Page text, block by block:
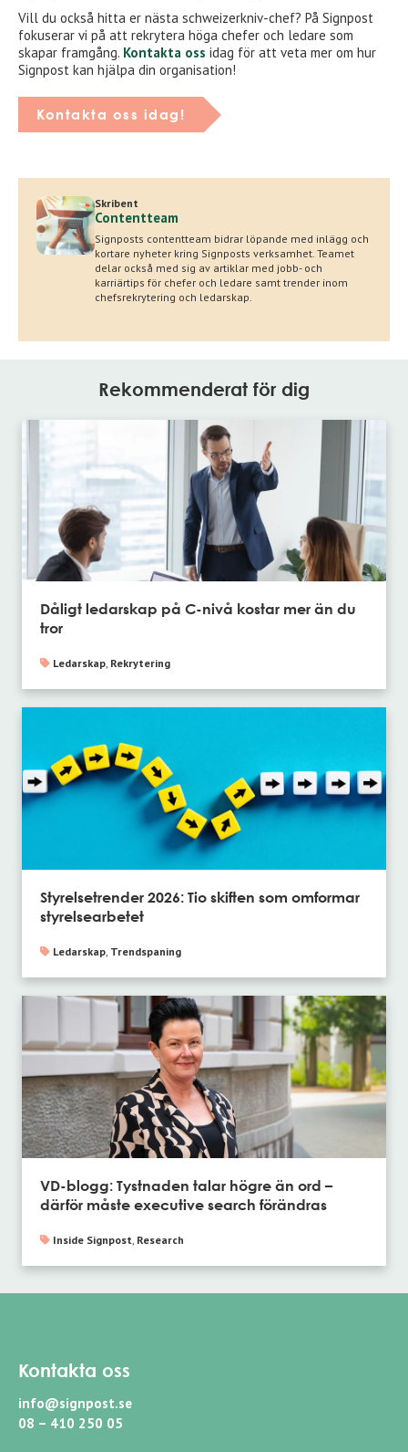
Vill du också hitta er nästa schweizerkniv-chef? På Signpost
fokuserar vi på att rekrytera höga chefer och ledare som
skapar framgång. Kontakta oss idag för att veta mer om hur
Signpost kan hjälpa din organisation!
Kontakta oss idag!
Skribent
Contentteam
Signposts contentteam bidrar löpande med inlägg och
kortare nyheter kring Signposts verksamhet. Teamet
delar också med sig av artiklar med jobb- och
karriärtips för chefer och ledare samt trender inom
chefsrekrytering och ledarskap.
Rekommenderat för dig
Dåligt ledarskap på C-nivå kostar mer än du
tror
Ledarskap, Rekrytering
Styrelsetrender 2026: Tio skiften som omformar
styrelsearbetet
Ledarskap, Trendspaning
VD-blogg: Tystnaden talar högre än ord –
därför måste executive search förändras
Inside Signpost, Research
Kontakta oss
info@signpost.se
08 – 410 250 05